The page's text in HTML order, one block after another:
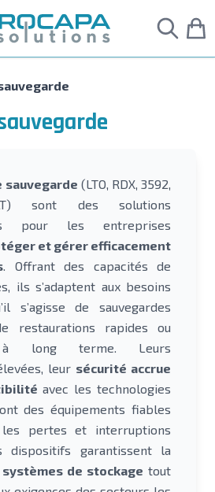
sauvegarde (LTO, RDX, 3592,
sont des solutions
pour les entreprises
et gérer efficacement
. Offrant des capacités de
ils s’adaptent aux besoins
s’agisse de sauvegardes
restaurations rapides ou
à long terme. Leurs
leur sécurité accrue
avec les technologies
des équipements fiables
pertes et interruptions
dispositifs garantissent la
de stockage tout